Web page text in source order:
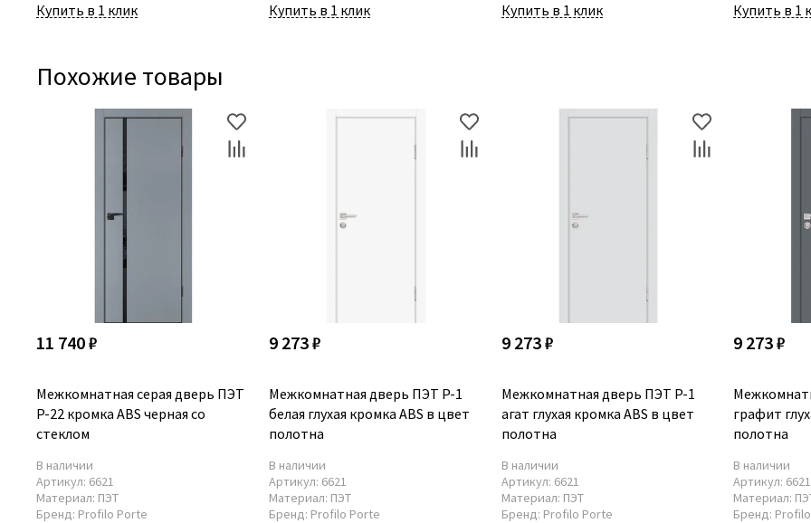
Купить в 1 клик Купить в 1 клик Купить в 1 клик Купить в 1
Похожие товары
11 740 ₽
Межкомнатная серая дверь ПЭТ
P-22 кромка ABS черная со
стеклом
В наличии
Артикул: 6621
Материал: ПЭТ
Бренд: Profilo Porte
9 273 ₽
Межкомнатная дверь ПЭТ P-1
белая глухая кромка ABS в цвет
полотна
В наличии
Артикул: 6621
Материал: ПЭТ
Бренд: Profilo Porte
9 273 ₽
Межкомнатная дверь ПЭТ P-1
агат глухая кромка ABS в цвет
полотна
В наличии
Артикул: 6621
Материал: ПЭТ
Бренд: Profilo Porte
9 273 ₽
графит
полотна
В наличии
Артикул: 6621
Материал:
Бренд: